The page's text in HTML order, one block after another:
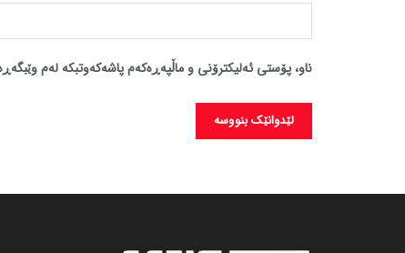
ناو، پۆستی ئەلیکترۆنی و ماڵپەڕەکەم پاشەکەوتبکە لەم